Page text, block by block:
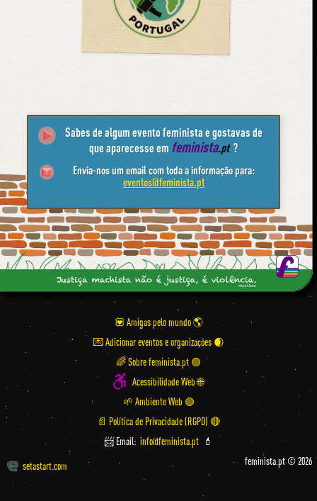
Sabes de algum evento feminista e gostavas de
que aparecesse em feminista.pt ?
Envia-nos um email com toda a informação para:
eventos@feminista.pt
💟 Amigas pelo mundo
💌 Adicionar eventos e organizações
🌈 Sobre feminista.pt 🟣
Acessibilidade Web 🌐
🌱 Ambiente Web 🟢
📄 Política de Privacidade (RGPD) 🔴
📨 Email: info@feminista.pt 💄
setastart.com feminista.pt © 2026